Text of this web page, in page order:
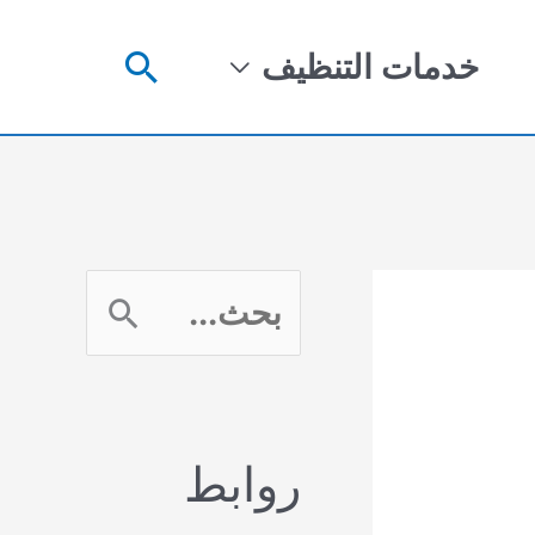
خدمات التنظيف البحث
ل
ح
روابط